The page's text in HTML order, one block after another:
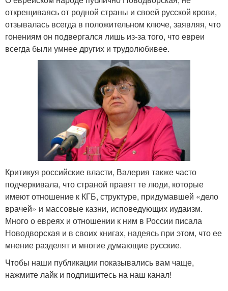
открещиваясь от родной страны и своей русской крови,
отзывалась всегда в положительном ключе, заявляя, что
гонениям он подвергался лишь из-за того, что евреи
всегда были умнее других и трудолюбивее.
Критикуя российские власти, Валерия также часто
подчеркивала, что страной правят те люди, которые
имеют отношение к КГБ, структуре, придумавшей «дело
врачей» и массовые казни, исповедующих иудаизм.
Много о евреях и отношении к ним в России писала
Новодворская и в своих книгах, надеясь при этом, что ее
мнение разделят и многие думающие русские.
Чтобы наши публикации показывались вам чаще,
нажмите лайк и подпишитесь на наш канал!